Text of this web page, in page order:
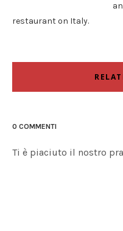
restaurant on Italy.
0 COMMENTI
Ti è piaciuto il nostro